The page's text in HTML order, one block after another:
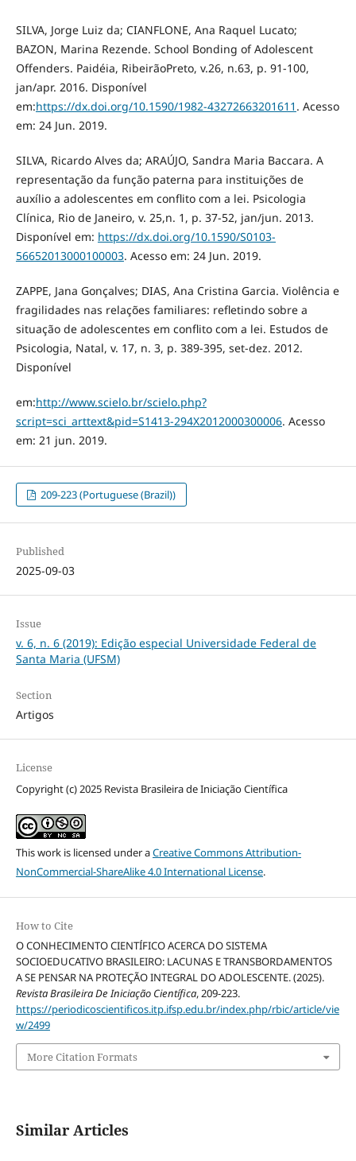
SILVA, Jorge Luiz da; CIANFLONE, Ana Raquel Lucato;
BAZON, Marina Rezende. School Bonding of Adolescent
Offenders. Paidéia, RibeirãoPreto, v.26, n.63, p. 91-100,
jan/apr. 2016. Disponível
em:https://dx.doi.org/10.1590/1982-43272663201611 . Acesso
em: 24 Jun. 2019.
SILVA, Ricardo Alves da; ARAÚJO, Sandra Maria Baccara. A
representação da função paterna para instituições de
auxílio a adolescentes em conflito com a lei. Psicologia
Clínica, Rio de Janeiro, v. 25,n. 1, p. 37-52, jan/jun. 2013.
Disponível em: https://dx.doi.org/10.1590/S0103-
56652013000100003. Acesso em: 24 Jun. 2019.
ZAPPE, Jana Gonçalves; DIAS, Ana Cristina Garcia. Violência e
fragilidades nas relações familiares: refletindo sobre a
situação de adolescentes em conflito com a lei. Estudos de
Psicologia, Natal, v. 17, n. 3, p. 389-395, set-dez. 2012.
Disponível
em:http://www.scielo.br/scielo.php?
script=sci_arttext&pid=S1413-294X2012000300006. Acesso
em: 21 jun. 2019.
209-223 (Portuguese (Brazil))
Published
2025-09-03
Issue
v. 6, n. 6 (2019): Edição especial Universidade Federal de
Santa Maria (UFSM)
Section
Artigos
License
Copyright (c) 2025 Revista Brasileira de Iniciação Científica
This work is licensed under aCreative Commons Attribution-
NonCommercial-ShareAlike 4.0 International License.
How to Cite
O CONHECIMENTO CIENTÍFICO ACERCA DO SISTEMA
SOCIOEDUCATIVO BRASILEIRO: LACUNAS E TRANSBORDAMENTOS
A SE PENSAR NA PROTEÇÃO INTEGRAL DO ADOLESCENTE. (2025).
Revista Brasileira De Iniciação Científica, 209-223.
https://periodicoscientificos.itp.ifsp.edu.br/index.php/rbic/article/vie
w/2499
More Citation Formats
Similar Articles